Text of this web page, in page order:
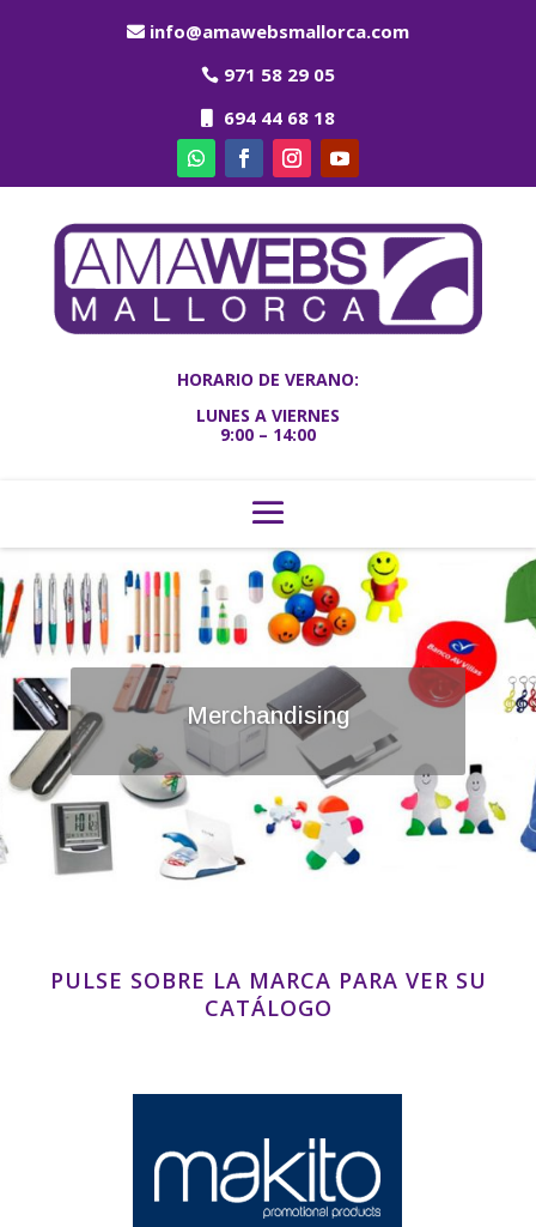
info@amawebsmallorca.com
971 58 29 05
694 44 68 18
HORARIO DE VERANO:
LUNES A VIERNES
9:00 – 14:00
Merchandising
PULSE SOBRE LA MARCA PARA VER SU
CATÁLOGO